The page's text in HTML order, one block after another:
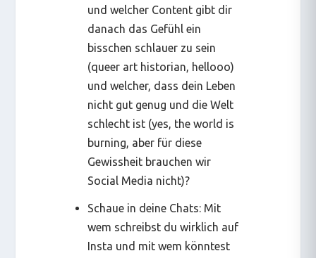
und welcher Content gibt dir
danach das Gefühl ein
bisschen schlauer zu sein
(queer art historian, hellooo)
und welcher, dass dein Leben
nicht gut genug und die Welt
schlecht ist (yes, the world is
burning, aber für diese
Gewissheit brauchen wir
Social Media nicht)?
Schaue in deine Chats: Mit
wem schreibst du wirklich auf
Insta und mit wem könntest